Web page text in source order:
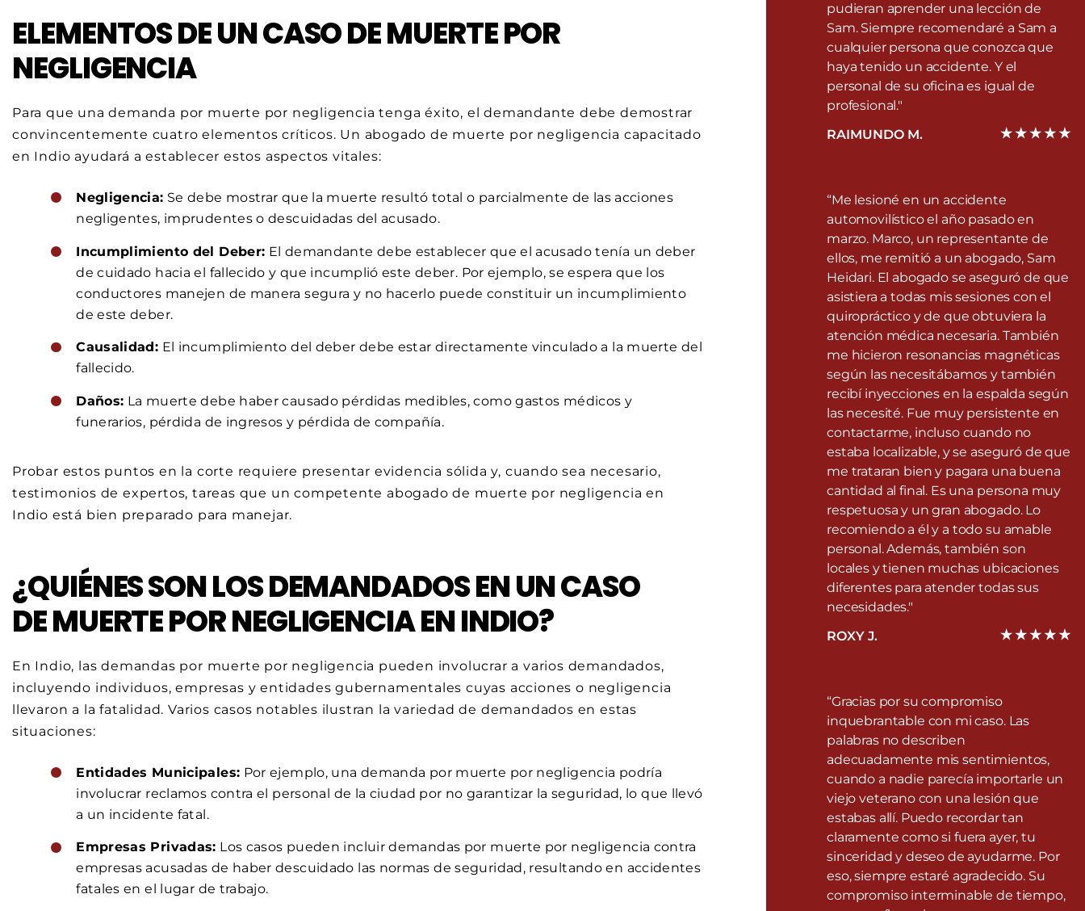
ELEMENTOS DE UN CASO DE MUERTE POR
NEGLIGENCIA
Para que una demanda por muerte por negligencia tenga éxito, el demandante debe demostrar
convincentemente cuatro elementos críticos. Un abogado de muerte por negligencia capacitado
en Indio ayudará a establecer estos aspectos vitales:
Negligencia: Se debe mostrar que la muerte resultó total o parcialmente de las acciones
negligentes, imprudentes o descuidadas del acusado.
Incumplimiento del Deber: El demandante debe establecer que el acusado tenía un deber
de cuidado hacia el fallecido y que incumplió este deber. Por ejemplo, se espera que los
conductores manejen de manera segura y no hacerlo puede constituir un incumplimiento
de este deber.
Causalidad: El incumplimiento del deber debe estar directamente vinculado a la muerte del
fallecido.
Daños: La muerte debe haber causado pérdidas medibles, como gastos médicos y
funerarios, pérdida de ingresos y pérdida de compañía.
Probar estos puntos en la corte requiere presentar evidencia sólida y, cuando sea necesario,
testimonios de expertos, tareas que un competente abogado de muerte por negligencia en
Indio está bien preparado para manejar.
¿QUIÉNES SON LOS DEMANDADOS EN UN CASO
DE MUERTE POR NEGLIGENCIA EN INDIO?
En Indio, las demandas por muerte por negligencia pueden involucrar a varios demandados,
incluyendo individuos, empresas y entidades gubernamentales cuyas acciones o negligencia
llevaron a la fatalidad. Varios casos notables ilustran la variedad de demandados en estas
situaciones:
Entidades Municipales: Por ejemplo, una demanda por muerte por negligencia podría
involucrar reclamos contra el personal de la ciudad por no garantizar la seguridad, lo que llevó
a un incidente fatal.
Empresas Privadas: Los casos pueden incluir demandas por muerte por negligencia contra
empresas acusadas de haber descuidado las normas de seguridad, resultando en accidentes
fatales en el lugar de trabajo.
pudieran aprender una lección de
Sam. Siempre recomendaré a Sam a
cualquier persona que conozca que
haya tenido un accidente. Y el
personal de su oficina es igual de
profesional."
RAIMUNDO M.
“Me lesioné en un accidente
automovilístico el año pasado en
marzo. Marco, un representante de
ellos, me remitió a un abogado, Sam
Heidari. El abogado se aseguró de que
asistiera a todas mis sesiones con el
quiropráctico y de que obtuviera la
atención médica necesaria. También
me hicieron resonancias magnéticas
según las necesitábamos y también
recibí inyecciones en la espalda según
las necesité. Fue muy persistente en
contactarme, incluso cuando no
estaba localizable, y se aseguró de que
me trataran bien y pagara una buena
cantidad al final. Es una persona muy
respetuosa y un gran abogado. Lo
recomiendo a él y a todo su amable
personal. Además, también son
locales y tienen muchas ubicaciones
diferentes para atender todas sus
necesidades."
ROXY J.
“Gracias por su compromiso
inquebrantable con mi caso. Las
palabras no describen
adecuadamente mis sentimientos,
cuando a nadie parecía importarle un
viejo veterano con una lesión que
estabas allí. Puedo recordar tan
claramente como si fuera ayer, tu
sinceridad y deseo de ayudarme. Por
eso, siempre estaré agradecido. Su
compromiso interminable de tiempo,